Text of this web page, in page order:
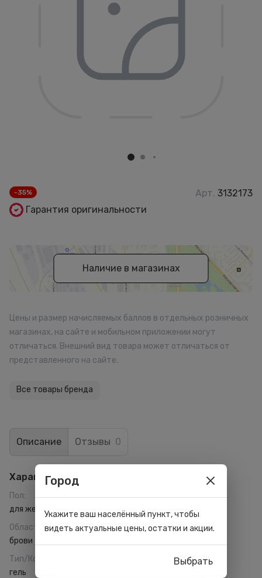
-35% Арт. 3132173
Гарантия оригинальности
Наличие в магазинах
Цены и размер начисляемых баллов в отдельных розничных
магазинах, на сайте и мобильном приложении могут
отличаться. Внешний вид товара может отличаться от
представленного на сайте.
Все товары бренда
Описание Отзывы 0
Характеристики
Пол:
для женщин
Область применения:
брови
Тип/Консистенция
гель
Город
Укажите ваш населённый пункт, чтобы
видеть актуальные цены, остатки и акции.
Выбрать